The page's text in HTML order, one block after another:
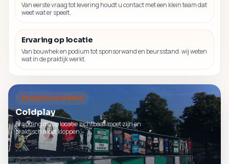
Van eerste vraag tot levering houdt u contact met een klein team dat
weet wat er speelt.
Ervaring op locatie
Van bouwhek en podium tot sponsorwand en beursstand: wij weten
wat in de praktijk werkt.
Projectvoorbeeld
Coldplay
Branding die op locatie zichtbaar moet zijn en
praktisch moet kloppen.